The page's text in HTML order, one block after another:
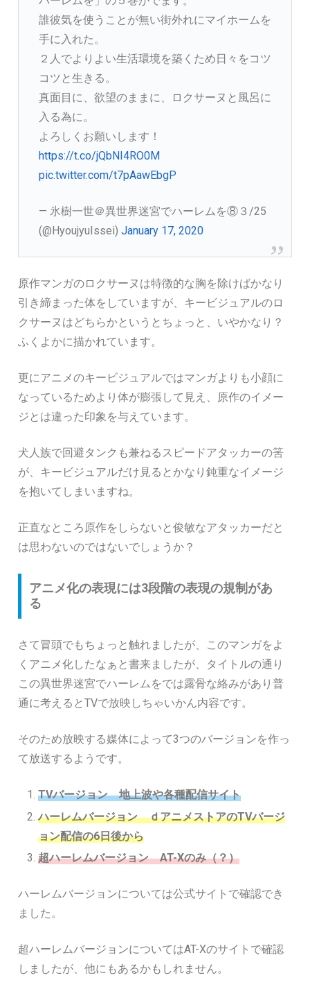
誰彼気を使うことが無い街外れにマイホームを
手に入れた。
２人でよりよい生活環境を築くため日々をコツ
コツと生きる。
真面目に、欲望のままに、ロクサーヌと風呂に
入る為に。
よろしくお願いします！
https://t.co/jQbNI4RO0M
pic.twitter.com/t7pAawEbgP
— 氷樹一世＠異世界迷宮でハーレムを⑧３/25
(@HyoujyuIssei) January 17, 2020
原作マンガのロクサーヌは特徴的な胸を除けばかなり
引き締まった体をしていますが、キービジュアルのロ
クサーヌはどちらかというとちょっと、いやかなり？
ふくよかに描かれています。
更にアニメのキービジュアルではマンガよりも小顔に
なっているためより体が膨張して見え、原作のイメー
ジとは違った印象を与えています。
犬人族で回避タンクも兼ねるスピードアタッカーの筈
が、キービジュアルだけ見るとかなり鈍重なイメージ
を抱いてしまいますね。
正直なところ原作をしらないと俊敏なアタッカーだと
は思わないのではないでしょうか？
アニメ化の表現には3段階の表現の規制があ
る
さて冒頭でもちょっと触れましたが、このマンガをよ
くアニメ化したなぁと書来ましたが、タイトルの通り
この異世界迷宮でハーレムをでは露骨な絡みがあり普
通に考えるとTVで放映しちゃいかん内容です。
そのため放映する媒体によって3つのバージョンを作っ
て放送するようです。
TVバージョン 地上波や各種配信サイト
ハーレムバージョン ｄアニメストアのTVバージ
ョン配信の6日後から
超ハーレムバージョン AT-Xのみ（？）
ハーレムバージョンについては公式サイトで確認でき
ました。
超ハーレムバージョンについてはAT-Xのサイトで確認
しましたが、他にもあるかもしれません。